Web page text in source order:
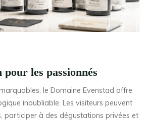
les passionnés
le Domaine Evenstad offre
inoubliable. Les visiteurs peuvent
participer à des dégustations privées et